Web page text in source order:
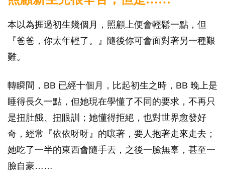
本以為捱過初生幾個月，照顧上便會輕鬆一點，但
『爸爸，你太年輕了。』隨後你可會面對著另一種艱
難。
轉瞬間，BB 已經十個月，比起初生之時，BB 晚上是
睡得長久一點，但她現在學懂了不同的要求，不再只
是扭肚餓、扭眼訓；她懂得拒絕，也對世界愈發好
奇，經常『依依呀呀』的嚷著，要人抱著走來走去；
她吃了一半的東西會隨手丟，之後一臉無辜，甚至一
臉自豪……